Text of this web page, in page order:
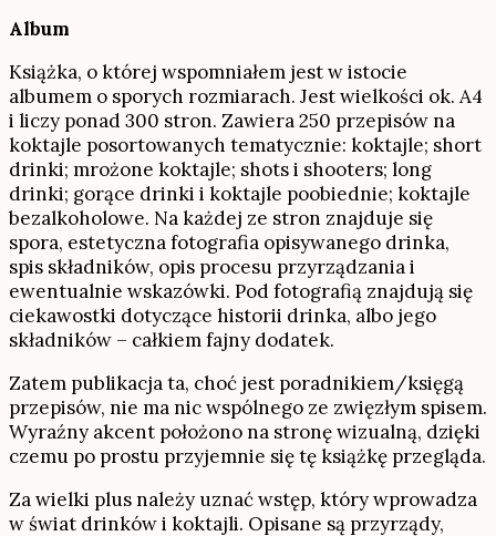
Album
Książka, o której wspomniałem jest w istocie
albumem o sporych rozmiarach. Jest wielkości ok. A4
i liczy ponad 300 stron. Zawiera 250 przepisów na
koktajle posortowanych tematycznie: koktajle; short
drinki; mrożone koktajle; shots i shooters; long
drinki; gorące drinki i koktajle poobiednie; koktajle
bezalkoholowe. Na każdej ze stron znajduje się
spora, estetyczna fotografia opisywanego drinka,
spis składników, opis procesu przyrządzania i
ewentualnie wskazówki. Pod fotografią znajdują się
ciekawostki dotyczące historii drinka, albo jego
składników – całkiem fajny dodatek.
Zatem publikacja ta, choć jest poradnikiem/księgą
przepisów, nie ma nic wspólnego ze zwięzłym spisem.
Wyraźny akcent położono na stronę wizualną, dzięki
czemu po prostu przyjemnie się tę książkę przegląda.
Za wielki plus należy uznać wstęp, który wprowadza
w świat drinków i koktajli. Opisane są przyrządy,